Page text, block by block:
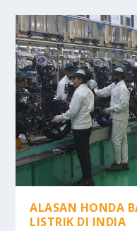
ALASAN HONDA
LISTRIK DI INDIA